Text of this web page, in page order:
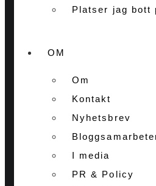
Platser jag bott
OM
Om
Kontakt
Nyhetsbrev
I media
PR & Policy